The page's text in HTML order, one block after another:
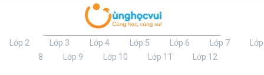
Lớp 2 Lớp 3 Lớp 4 Lớp 5 Lớp 6 Lớp 7
Lớp
8
Lớp 9 Lớp 10 Lớp 11 Lớp 12